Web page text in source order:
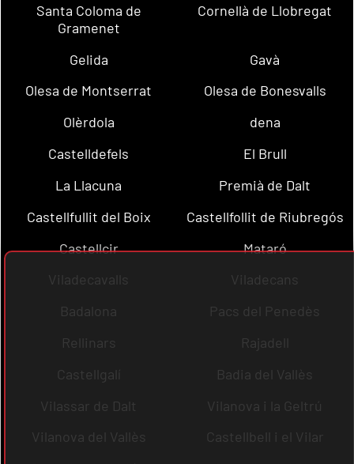
Santa Coloma de
Gramenet
Cornellà de Llobregat
Gelida
Gavà
Olesa de Montserrat
Olesa de Bonesvalls
Olèrdola
dena
Castelldefels
El Brull
La Llacuna
Premià de Dalt
Castellfullit del Boix
Castellfollit de Riubregós
Castellcir
Mataró
Viladecavalls
Viladecans
Badalona
Pacs del Penedès
Rellinars
Rajadell
Castellgalí
Badia del Vallès
Vilassar de Dalt
Vilanova i la Geltrú
Vilanova del Vallès
Castellbell i el Vilar